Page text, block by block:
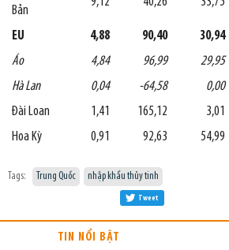
Bản
EU 4,88 90,40 30,94
Áo
4,84 96,99 29,95
Hà Lan
0,04 -64,58 0,00
Đài Loan
1,41 165,12 3,01
Hoa Kỳ
0,91 92,63 54,99
Tags: Trung Quốc nhập khẩu thủy tinh
Tweet
TIN NỔI BẬT